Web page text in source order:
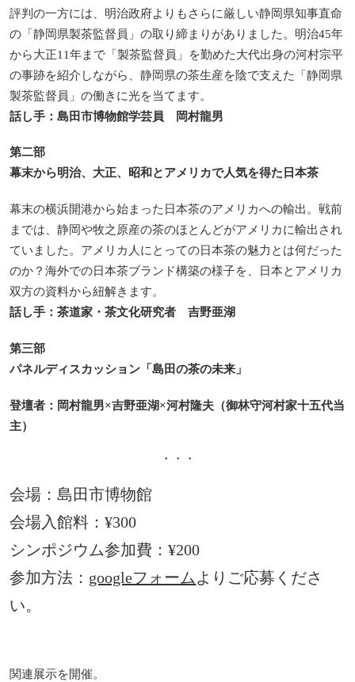
評判の一方には、明治政府よりもさらに厳しい静岡県知事直命
の「静岡県製茶監督員」の取り締まりがありました。明治45年
から大正11年まで「製茶監督員」を勤めた大代出身の河村宗平
の事跡を紹介しながら、静岡県の茶生産を陰で支えた「静岡県
製茶監督員」の働きに光を当てます。
話し手：島田市博物館学芸員 岡村龍男
第二部
幕末から明治、大正、昭和とアメリカで人気を得た日本茶
幕末の横浜開港から始まった日本茶のアメリカへの輸出。戦前
までは、静岡や牧之原産の茶のほとんどがアメリカに輸出され
ていました。アメリカ人にとっての日本茶の魅力とは何だった
のか？海外での日本茶ブランド構築の様子を、日本とアメリカ
双方の資料から紐解きます。
話し手：茶道家・茶文化研究者 吉野亜湖
第三部
パネルディスカッション「島田の茶の未来」
登壇者：岡村龍男×吉野亜湖×河村隆夫（御林守河村家十五代当
主）
・・・
会場：島田市博物館
会場入館料：¥300
シンポジウム参加費：¥200
参加方法： googleフォーム よりご応募くださ
い。
関連展示を開催。